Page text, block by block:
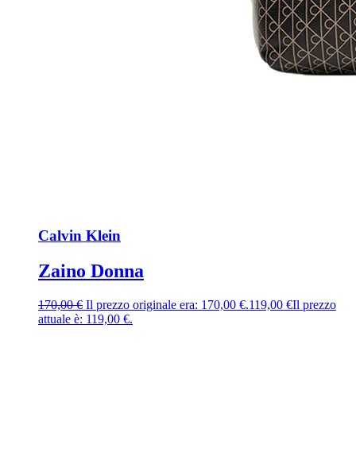
Calvin Klein
Zaino Donna
170,00€ Il prezzo originale era: 170,00 €.119,00 €Il prezzo
attuale è: 119,00 €.